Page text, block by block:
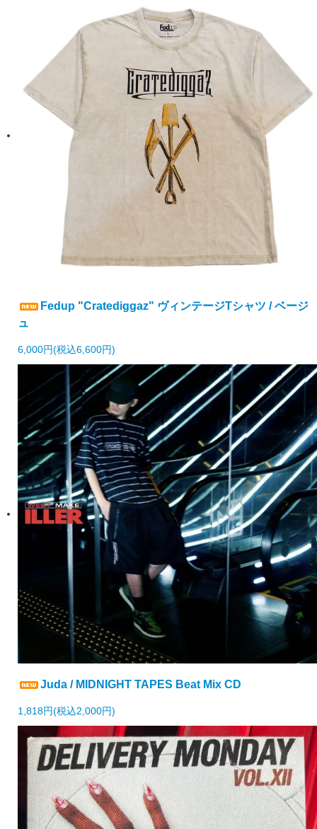
Fedup "Cratediggaz" ヴィンテージTシャツ / ベージ
ュ
6,000円(税込6,600円)
Juda / MIDNIGHT TAPES Beat Mix CD
1,818円(税込2,000円)